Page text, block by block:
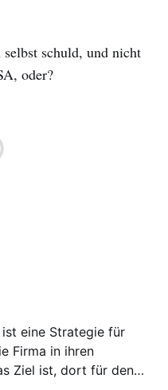
schuld, und nicht
oder?
Firma in ihren
Ziel ist, dort für den